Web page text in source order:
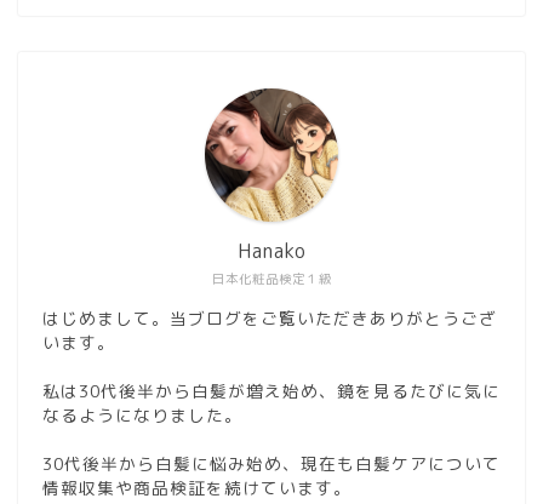
日本化粧品検定１級
Hanako
はじめまして。当ブログをご覧いただきありがとうござ
います。
私は30代後半から白髪が増え始め、鏡を見るたびに気に
なるようになりました。
30代後半から白髪に悩み始め、現在も白髪ケアについて
情報収集や商品検証を続けています。